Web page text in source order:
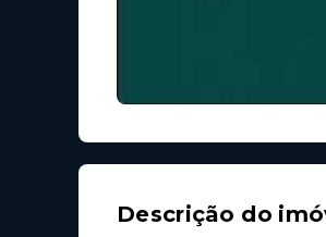
Descrição do